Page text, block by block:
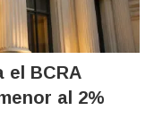
el BCRA
al 2%